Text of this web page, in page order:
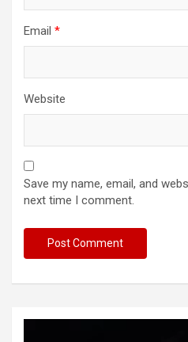
Email *
Website
Save my name, email, and
next time I comment.